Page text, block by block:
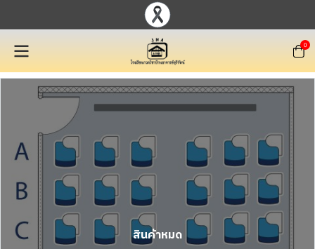
0
สินค้าหมด